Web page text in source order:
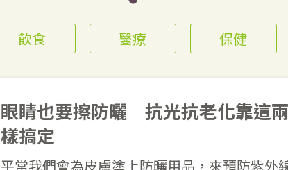
飲食 醫療 保健
眼睛也要擦防曬 抗光抗老化靠這
樣搞定
平常我們會為皮膚塗上防曬用品，來預防紫外